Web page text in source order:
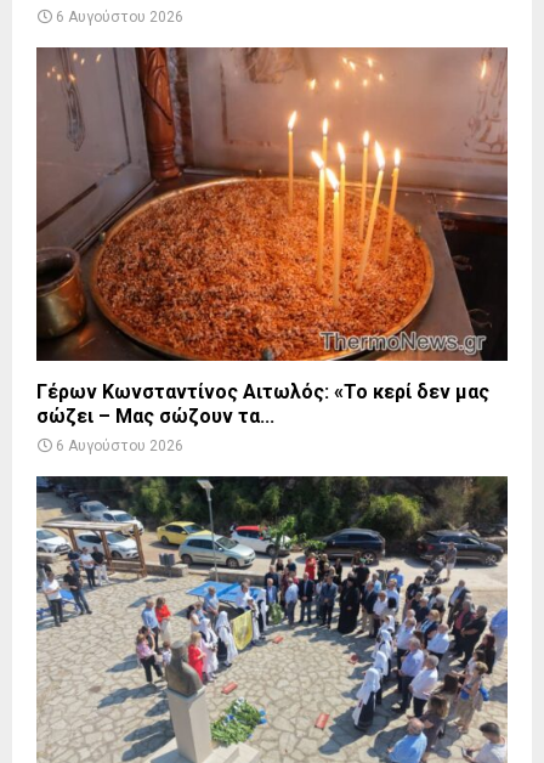
6 Αυγούστου 2026
Γέρων Κωνσταντίνος Αιτωλός: «Το κερί δεν μας
σώζει – Μας σώζουν τα...
6 Αυγούστου 2026